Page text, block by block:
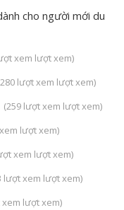
cho người mới du
xem lượt xem)
lượt xem lượt xem)
(259 lượt xem lượt xem)
lượt xem)
xem lượt xem)
lượt xem lượt xem)
xem lượt xem)